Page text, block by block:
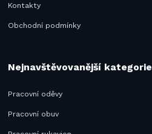
Kontakty
Obchodní podmínky
Nejnavštěvovanější kategorie
Pracovní oděvy
Pracovní obuv